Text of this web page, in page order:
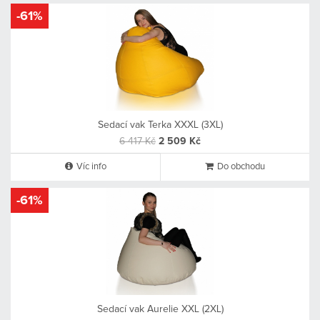
-61%
Sedací vak Terka XXXL (3XL)
6 417 Kč 2 509 Kč
Víc info Do obchodu
-61%
Sedací vak Aurelie XXL (2XL)